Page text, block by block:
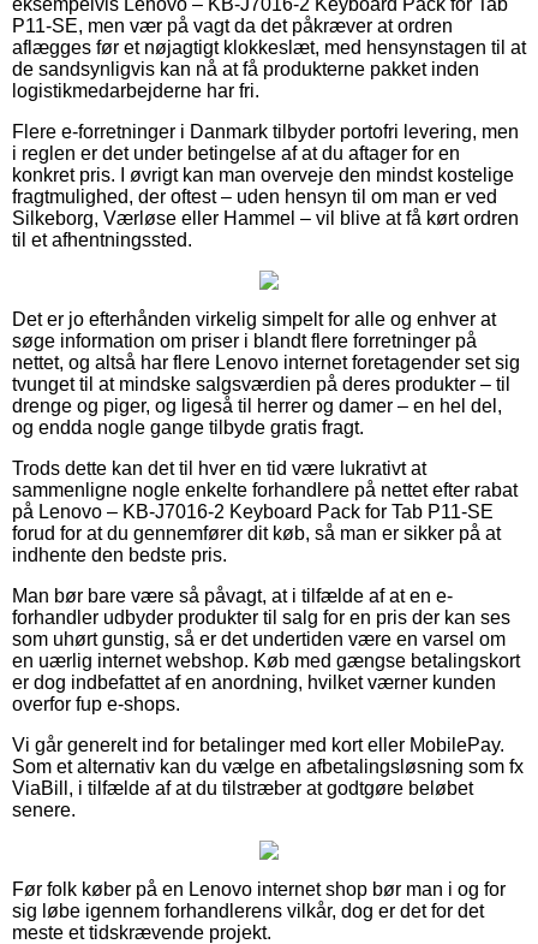
P11-SE, men vær på vagt da det påkræver at ordren
aflægges før et nøjagtigt klokkeslæt, med hensynstagen til at
de sandsynligvis kan nå at få produkterne pakket inden
logistikmedarbejderne har fri.
Flere e-forretninger i Danmark tilbyder portofri levering, men
i reglen er det under betingelse af at du aftager for en
konkret pris. I øvrigt kan man overveje den mindst kostelige
fragtmulighed, der oftest – uden hensyn til om man er ved
Silkeborg, Værløse eller Hammel – vil blive at få kørt ordren
til et afhentningssted.
Det er jo efterhånden virkelig simpelt for alle og enhver at
søge information om priser i blandt flere forretninger på
nettet, og altså har flere Lenovo internet foretagender set sig
tvunget til at mindske salgsværdien på deres produkter – til
drenge og piger, og ligeså til herrer og damer – en hel del,
og endda nogle gange tilbyde gratis fragt.
Trods dette kan det til hver en tid være lukrativt at
sammenligne nogle enkelte forhandlere på nettet efter rabat
på Lenovo – KB-J7016-2 Keyboard Pack for Tab P11-SE
forud for at du gennemfører dit køb, så man er sikker på at
indhente den bedste pris.
Man bør bare være så påvagt, at i tilfælde af at en e-
forhandler udbyder produkter til salg for en pris der kan ses
som uhørt gunstig, så er det undertiden være en varsel om
en uærlig internet webshop. Køb med gængse betalingskort
er dog indbefattet af en anordning, hvilket værner kunden
overfor fup e-shops.
Vi går generelt ind for betalinger med kort eller MobilePay.
Som et alternativ kan du vælge en afbetalingsløsning som fx
ViaBill, i tilfælde af at du tilstræber at godtgøre beløbet
senere.
Før folk køber på en Lenovo internet shop bør man i og for
sig løbe igennem forhandlerens vilkår, dog er det for det
meste et tidskrævende projekt.